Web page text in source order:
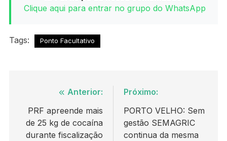
Clique aqui para entrar no grupo do WhatsApp
Tags: Ponto Facultativo
Navegação
de
Post
Anterior:
PRF apreende mais
de 25 kg de cocaína
durante fiscalização
Próximo:
PORTO VELHO: Sem
gestão SEMAGRIC
continua da mesma